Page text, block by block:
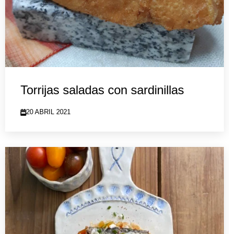
Torrijas saladas con sardinillas
20 ABRIL 2021